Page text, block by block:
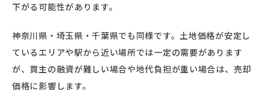
下がる可能性があります。
神奈川県・埼玉県・千葉県でも同様です。土地価格が安定し
ているエリアや駅から近い場所では一定の需要があります
が、買主の融資が難しい場合や地代負担が重い場合は、売却
価格に影響します。